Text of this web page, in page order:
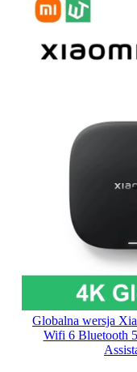
Globalna wersja
Wifi 6 Bluetooth